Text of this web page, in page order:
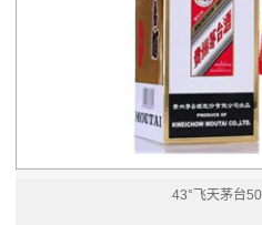
43°飞天茅台